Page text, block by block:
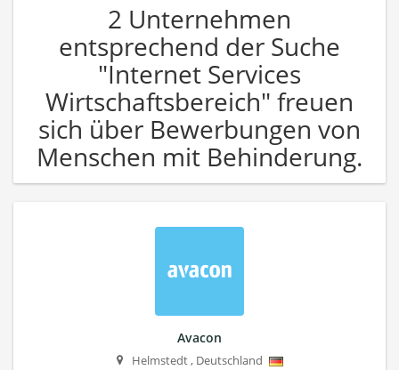
2 Unternehmen
entsprechend der Suche
"Internet Services
Wirtschaftsbereich" freuen
sich über Bewerbungen von
Menschen mit Behinderung.
Avacon
Helmstedt, Deutschland